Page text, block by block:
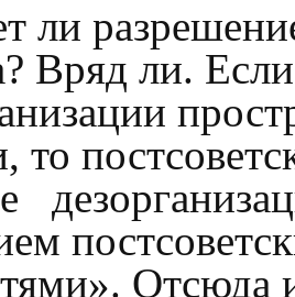
ли
Вряд ли.
то
Отсюда